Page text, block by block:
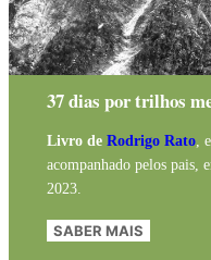
37 dias por trilhos
Livro de Rodrigo Rato,
acompanhado pelos pais,
2023.
SABER MAIS